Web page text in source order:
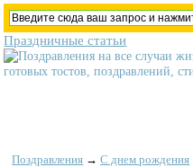
Праздничные статьи
Поздравления →С днем рождения